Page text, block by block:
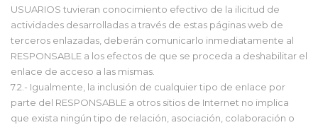
USUARIOS tuvieran conocimiento efectivo de la ilicitud de
actividades desarrolladas a través de estas páginas web de
terceros enlazadas, deberán comunicarlo inmediatamente al
RESPONSABLE a los efectos de que se proceda a deshabilitar el
enlace de acceso a las mismas.
7.2.- Igualmente, la inclusión de cualquier tipo de enlace por
parte del RESPONSABLE a otros sitios de Internet no implica
que exista ningún tipo de relación, asociación, colaboración o